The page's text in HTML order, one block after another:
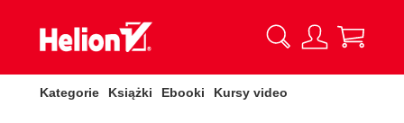
Kategorie Książki Ebooki Kursy video